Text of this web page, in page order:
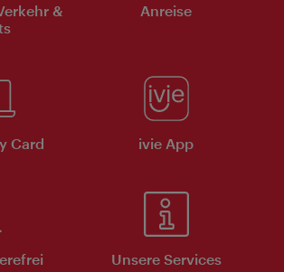
&
Anreise
Card ivie App
Unsere Services